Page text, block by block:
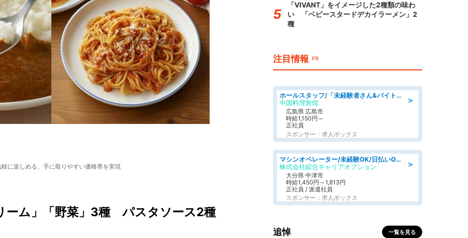
に楽しめる、手に取りやすい価格帯を実現
ーム」「野菜」3種 パスタソース2種
「VIVANT」をイメージした2種類の味わ
い 「ベビースタードデカイラーメン」2
種
注目情報 PR
＞
ホールスタッフ/「未経験者さん&バイトデビューも大歓迎」残業ほぼなし×1日3時間〜勤務OK!フォロー体制も充実/広島県/広島市南区
中国料理敦煌
広島県 広島市
時給1,150円～
正社員
スポンサー：求人ボックス
＞
マシンオペレーター/未経験OK/日払いOK/寮費無料/交替制/20・30・40代活躍中
株式会社綜合キャリアオプション
大分県 中津市
時給1,450円～1,813円
正社員 / 派遣社員
スポンサー：求人ボックス
追悼 一覧を見る